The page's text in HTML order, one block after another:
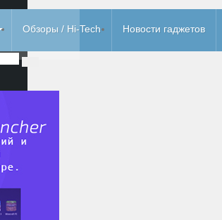
Обзоры / Hi-Tech Новости гаджетов